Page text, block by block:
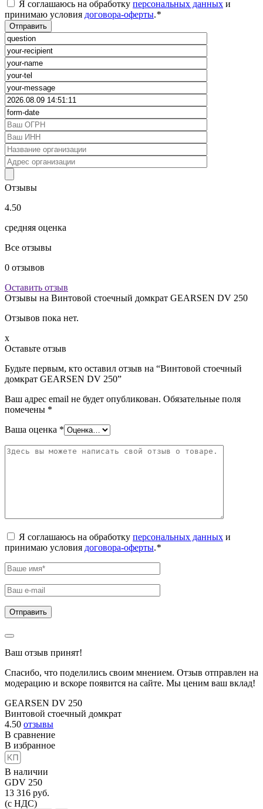
Я соглашаюсь на обработку персональных данных и
принимаю условия договора-оферты.*
Отзывы
4.50
средняя оценка
Все отзывы
0 отзывов
Оставить отзыв
Отзывы на Винтовой стоечный домкрат GEARSEN DV 250
Отзывов пока нет.
x
Оставьте отзыв
Будьте первым, кто оставил отзыв на “Винтовой стоечный
домкрат GEARSEN DV 250”
Ваш адрес email не будет опубликован. Обязательные поля
помечены *
Ваша оценка *
Я соглашаюсь на обработку персональных данных и
принимаю условия договора-оферты.*
Ваш отзыв принят!
Спасибо, что поделились своим мнением. Отзыв отправлен на
модерацию и вскоре появится на сайте. Мы ценим ваш вклад!
GEARSEN DV 250
Винтовой стоечный домкрат
4.50 отзывы
В сравнение
В избранное
В наличии
GDV 250
13 316 руб.
(с НДС)